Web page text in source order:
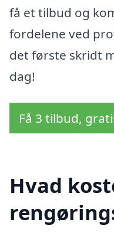
få et tilbud og
fordelene ved
det første skridt
dag!
Få 3 tilbud,
Hvad